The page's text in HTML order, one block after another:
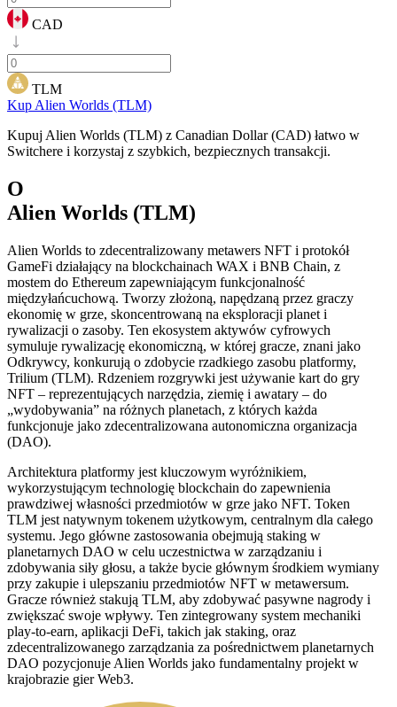
CAD
TLM
Kup Alien Worlds (TLM)
Kupuj Alien Worlds (TLM) z Canadian Dollar (CAD) łatwo w
Switchere i korzystaj z szybkich, bezpiecznych transakcji.
O
Alien Worlds (TLM)
Alien Worlds to zdecentralizowany metawers NFT i protokół
GameFi działający na blockchainach WAX i BNB Chain, z
mostem do Ethereum zapewniającym funkcjonalność
międzyłańcuchową. Tworzy złożoną, napędzaną przez graczy
ekonomię w grze, skoncentrowaną na eksploracji planet i
rywalizacji o zasoby. Ten ekosystem aktywów cyfrowych
symuluje rywalizację ekonomiczną, w której gracze, znani jako
Odkrywcy, konkurują o zdobycie rzadkiego zasobu platformy,
Trilium (TLM). Rdzeniem rozgrywki jest używanie kart do gry
NFT – reprezentujących narzędzia, ziemię i awatary – do
„wydobywania” na różnych planetach, z których każda
funkcjonuje jako zdecentralizowana autonomiczna organizacja
(DAO).
Architektura platformy jest kluczowym wyróżnikiem,
wykorzystującym technologię blockchain do zapewnienia
prawdziwej własności przedmiotów w grze jako NFT. Token
TLM jest natywnym tokenem użytkowym, centralnym dla całego
systemu. Jego główne zastosowania obejmują staking w
planetarnych DAO w celu uczestnictwa w zarządzaniu i
zdobywania siły głosu, a także bycie głównym środkiem wymiany
przy zakupie i ulepszaniu przedmiotów NFT w metawersum.
Gracze również stakują TLM, aby zdobywać pasywne nagrody i
zwiększać swoje wpływy. Ten zintegrowany system mechaniki
play-to-earn, aplikacji DeFi, takich jak staking, oraz
zdecentralizowanego zarządzania za pośrednictwem planetarnych
DAO pozycjonuje Alien Worlds jako fundamentalny projekt w
krajobrazie gier Web3.